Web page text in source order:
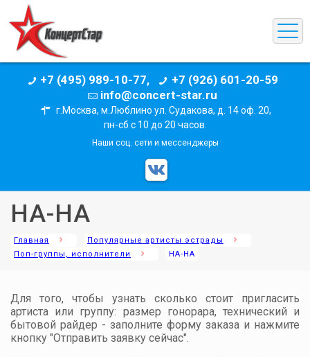
+7 (495) 989-10-77,
+7 (926) 601-20-59
info@concert-star.ru
г.Москва, м.Люблино ул. Судакова, д. 14 оф. 20,
пн-сб с 10 до 20 часов.
Наши соц. сети и мессенджеры
НА-НА
Главная
Популярные артисты эстрады
Поп-группы, исполнители
НА-НА
Для того, чтобы узнать сколько стоит пригласить
артиста или группу: размер гонорара, технический и
бытовой райдер - заполните форму заказа и нажмите
кнопку "Отправить заявку сейчас".